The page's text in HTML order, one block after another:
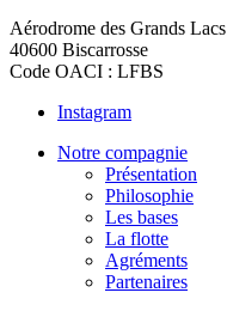
Aérodrome des Grands Lacs
40600 Biscarrosse
Code OACI : LFBS
Instagram
Notre compagnie
Présentation
Philosophie
Les bases
La flotte
Agréments
Partenaires